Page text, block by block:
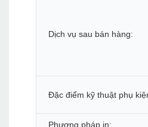
Dịch vụ sau bán hàng:
Đặc điểm kỹ thuật phụ
Phương pháp in: